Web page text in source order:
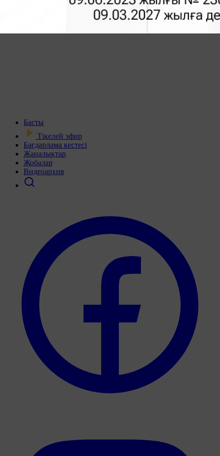
Басты
Тікелей эфир
Бағдарлама кестесі
Жаңалықтар
Жобалар
Видеоархив